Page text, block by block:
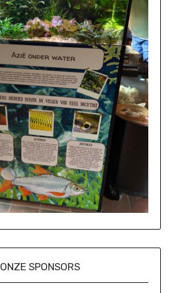
ONZE SPONSORS